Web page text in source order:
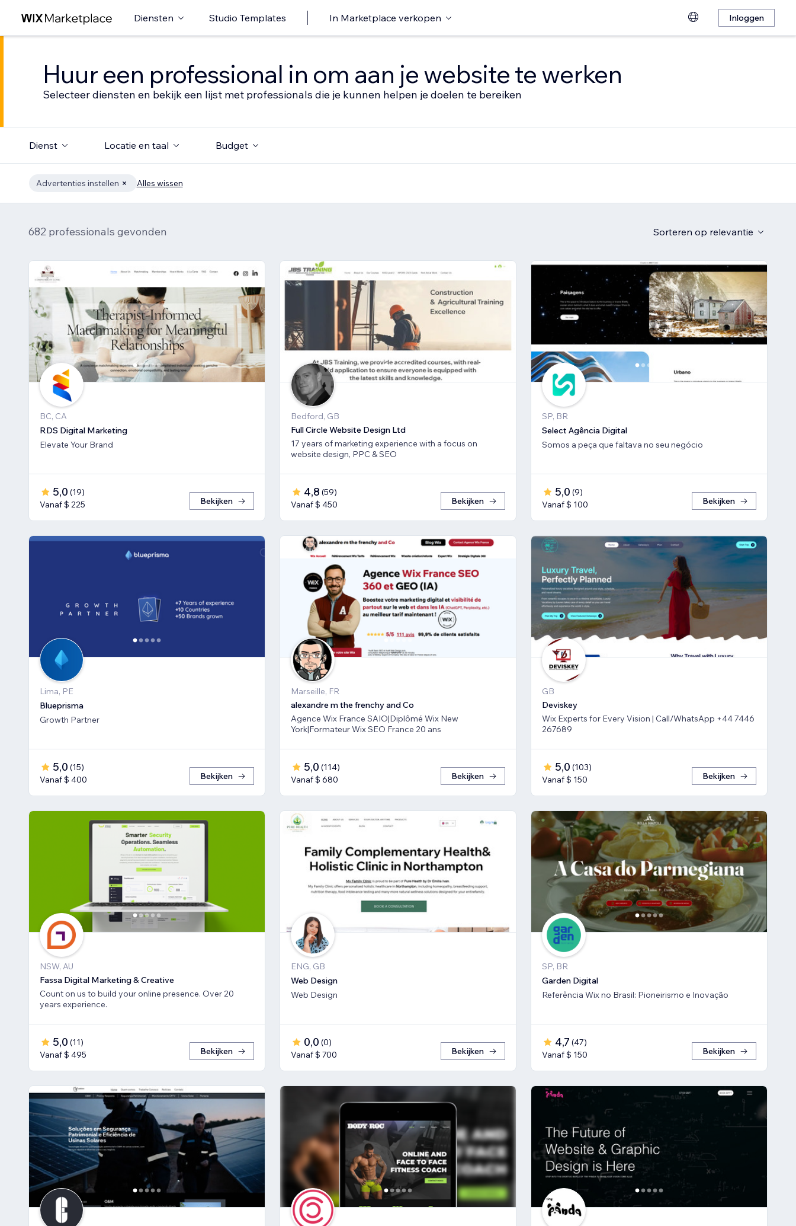
Diensten Studio Templates In Marketplace verkopen Inloggen
Huur een professional in om aan je website te werken
Selecteer diensten en bekijk een lijst met professionals die je kunnen helpen je doelen te bereiken
Dienst Locatie en taal Budget
Advertenties instellen Alles wissen
682 professionals gevonden Sorteren op relevantie
BC, CA
RDS Digital Marketing
Elevate Your Brand
5,0 (19)
Vanaf $ 225
Bekijken
Bedford, GB
Full Circle Website Design Ltd
17 years of marketing experience with a focus on
website design, PPC & SEO
4,8 (59)
Vanaf $ 450
Bekijken
SP, BR
Select Agência Digital
Somos a peça que faltava no seu negócio
5,0 (9)
Vanaf $ 100
Bekijken
Lima, PE
Blueprisma
Growth Partner
5,0 (15)
Vanaf $ 400
Bekijken
Marseille, FR
alexandre m the frenchy and Co
Agence Wix France SAIO|Diplômé Wix New
York|Formateur Wix SEO France 20 ans
5,0 (114)
Vanaf $ 680
Bekijken
GB
Deviskey
Wix Experts for Every Vision | Call/WhatsApp +44 7446
267689
5,0 (103)
Vanaf $ 150
Bekijken
NSW, AU
Fassa Digital Marketing & Creative
Count on us to build your online presence. Over 20
years experience.
5,0 (11)
Vanaf $ 495
Bekijken
ENG, GB
Web Design
Web Design
0,0 (0)
Vanaf $ 700
Bekijken
SP, BR
Garden Digital
Referência Wix no Brasil: Pioneirismo e Inovação
4,7 (47)
Vanaf $ 150
Bekijken